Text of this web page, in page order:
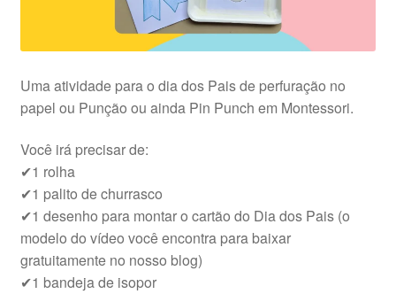
Uma atividade para o dia dos Pais de perfuração no
papel ou Punção ou ainda Pin Punch em Montessori.
Você irá precisar de:
✔1 rolha
✔1 palito de churrasco
✔1 desenho para montar o cartão do Dia dos Pais (o
modelo do vídeo você encontra para baixar
gratuitamente no nosso blog)
✔1 bandeja de isopor